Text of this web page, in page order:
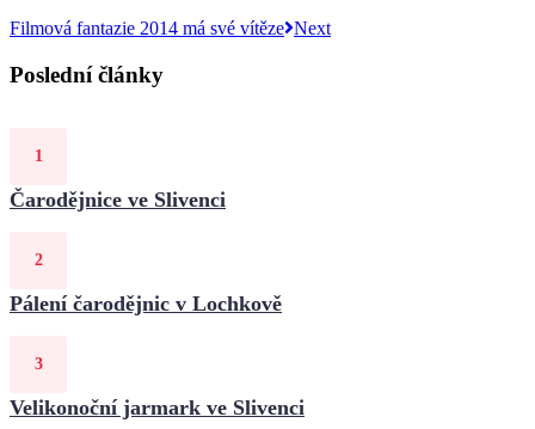
Filmová fantazie 2014 má své vítěze Next
Poslední články
Čarodějnice ve Slivenci
Pálení čarodějnic v Lochkově
Velikonoční jarmark ve Slivenci